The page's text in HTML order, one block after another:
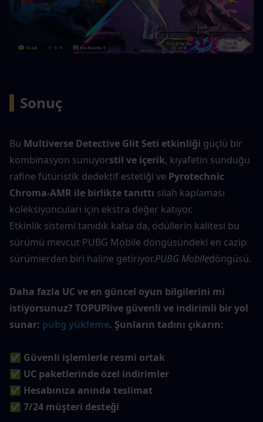
Sonuç
Bu Multiverse Detective Glit Seti etkinliği güçlü bir
kombinasyon sunuyorstil ve içerik, kıyafetin sunduğu
rafine fütüristik dedektif estetiği ve Pyrotechnic
Chroma-AMR ile birlikte tanıttı silah kaplaması
koleksiyoncuları için ekstra değer katıyor.
Etkinlik sistemi tanıdık kalsa da, ödüllerin kalitesi bu
sürümü mevcut PUBG Mobile döngüsündeki en cazip
sürümlerden biri haline getiriyor.PUBG Mobiledöngüsü.
Daha fazla UC ve en güncel oyun bilgilerini mi
istiyorsunuz? TOPUPlive güvenli ve indirimli bir yol
sunar: pubg yükleme. Şunların tadını çıkarın:
✅ Güvenli işlemlerle resmi ortak
✅ UC paketlerinde özel indirimler
✅ Hesabınıza anında teslimat
✅ 7/24 müşteri desteği